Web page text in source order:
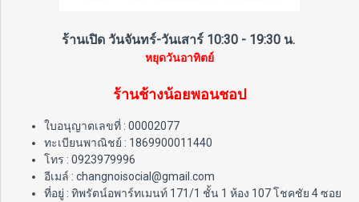
ร้านเปิด วันจันทร์-วันเสาร์ 10:30 - 19:30 น.
หยุดวันอาทิตย์
ร้านช้างน้อยพอนชอป
ใบอนุญาตเลขที่ : 00002077
ทะเบียนพาณิชย์ : 1869900011440
โทร : 0923979996
อีเมล์ : changnoisocial@gmail.com
ที่อยู่ : ทิพรัตน์อพาร์ทเมนท์ 171/1 ชั้น 1 ห้อง 107 โชคชัย 4 ซอย